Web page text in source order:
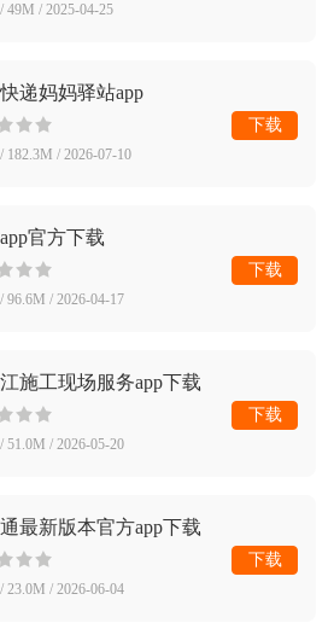
49M / 2025-04-25
递妈妈驿站app
182.3M / 2026-07-10
下载
官方下载
96.6M / 2026-04-17
下载
施工现场服务app下载
51.0M / 2026-05-20
下载
最新版本官方app下载
23.0M / 2026-06-04
下载